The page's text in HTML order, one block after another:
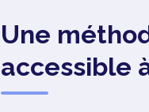
Une
accessible